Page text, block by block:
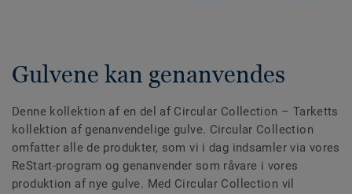
Gulvene kan genanvendes
Denne kollektion af en del af Circular Collection – Tarketts
kollektion af genanvendelige gulve. Circular Collection
omfatter alle de produkter, som vi i dag indsamler via vores
ReStart-program og genanvender som råvare i vores
produktion af nye gulve. Med Circular Collection vil